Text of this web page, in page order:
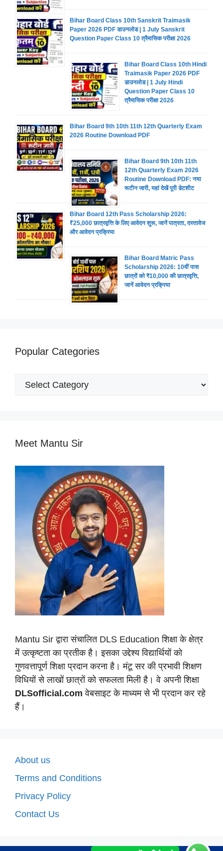
Bihar Board Class 10th Sanskrit Traimasik
Paper 2026 PDF डाउनलोड | 1 July Sanskrit
Question Paper Class 10 त्रैमासिक परीक्षा 2026
Bihar Board Class 10th Hindi
Traimasik Paper 2026 PDF
डाउनलोड | 1 July Hindi
Question Paper Class 10
त्रैमासिक परीक्षा 2026
Bihar Board 9th 10th 11th 12th Quarterly Exam
2026 Routine Download PDF
Bihar Board 9th 10th 11th
12th Quarterly Exam 2026
Routine Download PDF: नया
रूटीन जारी, यहां देखें पूरी डेटशीट
Bihar Board 12th Pass Scholarship 2026:
₹25,000 छात्रवृत्ति के लिए आवेदन शुरू, जानें पात्रता, दस्तावेज
और आवेदन प्रक्रिया
Bihar Board Matric Pass
Scholarship 2026: 10वीं पास
छात्रों को ₹10,000 की छात्रवृत्ति,
जानें आवेदन प्रक्रिया
Popular Categories
Popular
Meet Mantu Sir
Mantu Sir द्वारा संचालित DLS Education शिक्षा के क्षेत्र
में उत्कृष्टता का प्रतीक है। इसका उद्देश्य विद्यार्थियों को
गुणवत्तापूर्ण शिक्षा प्रदान करना है। मंटू सर की प्रभावी शिक्षण
विधियों से लाखों छात्रों को सफलता मिली है। वे अपनी शिक्षा
DLSofficial.com वेबसाइट के माध्यम से भी प्रदान कर रहे
हैं।
About us
Terms and Conditions
Privacy Policy
Contact Us
WhatsApp में यहाँ से जुड़े